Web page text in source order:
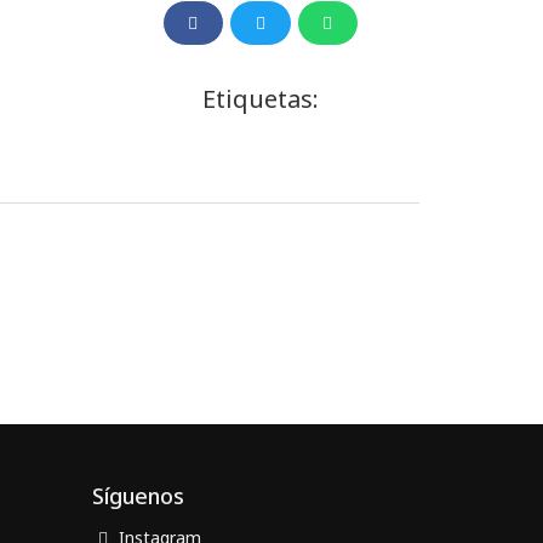
Etiquetas:
Síguenos
Instagram